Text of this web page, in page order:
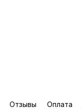
Отзывы Оплата